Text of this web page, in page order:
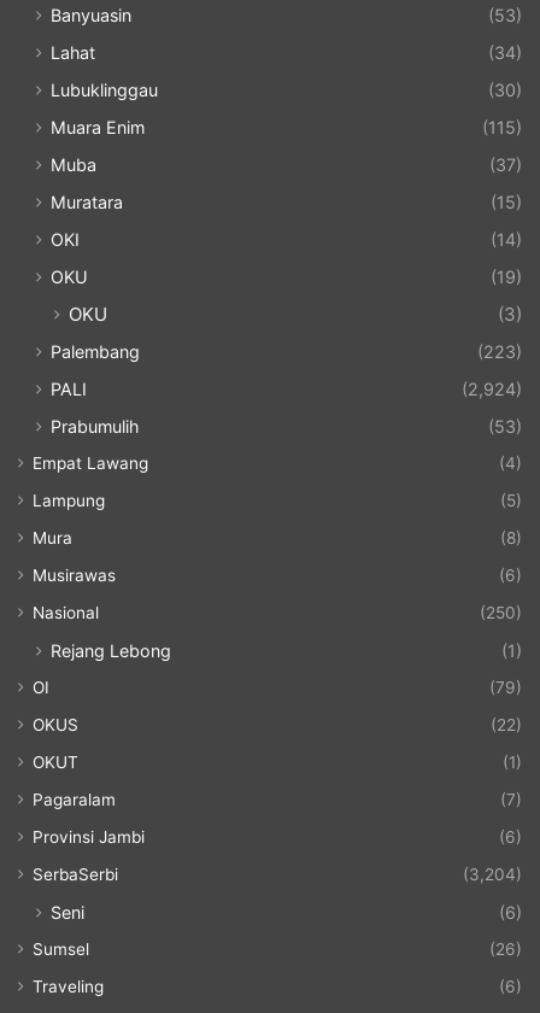
Banyuasin
(53)
Lahat
(34)
Lubuklinggau
(30)
Muara Enim
(115)
Muba
(37)
Muratara
(15)
OKI
(14)
OKU
(19)
OKU (3)
Palembang
(223)
PALI
(2,924)
Prabumulih
(53)
Empat Lawang
(4)
Lampung
(5)
Mura
(8)
Musirawas
(6)
Nasional
(250)
Rejang Lebong (1)
OI
(79)
OKUS
(22)
OKUT
(1)
Pagaralam
(7)
Provinsi Jambi
(6)
SerbaSerbi
(3,204)
Seni (6)
Sumsel
(26)
Traveling
(6)